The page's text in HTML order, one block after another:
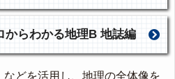
からわかる地理B 地誌編
などを活用し、地理の全体像を